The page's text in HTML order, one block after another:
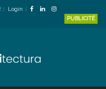
Login
PUBLICITÉ